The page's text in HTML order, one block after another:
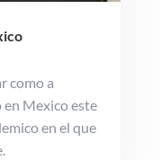
como a
Mexico este
en el que